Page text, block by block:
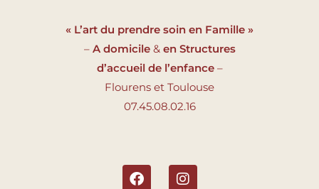
« L’art du prendre soin en Famille »
– A domicile & en Structures
d’accueil de l’enfance –
Flourens et Toulouse
07.45.08.02.16